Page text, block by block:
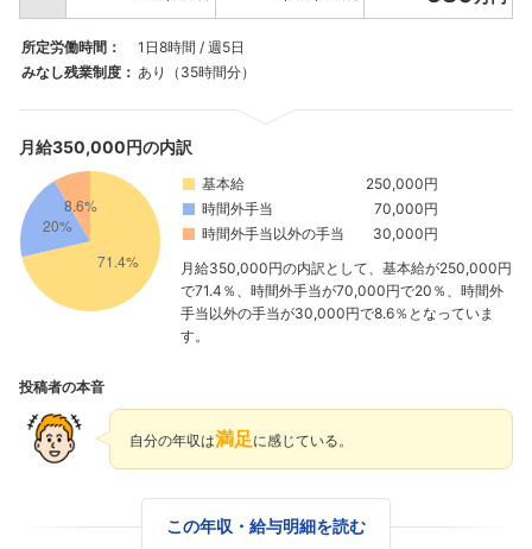
所定労働時間：
1日8時間 / 週5日
みなし残業制度： あり（35時間分）
月給350,000円の内訳
基本給
250,000円
時間外手当
70,000円
時間外手当以外の手当
30,000円
月給350,000円の内訳として、基本給が250,000円
で71.4％、時間外手当が70,000円で20％、時間外
手当以外の手当が30,000円で8.6％となっていま
す。
投稿者の本音
自分の年収は満足 に感じている。
この年収・給与明細を読む